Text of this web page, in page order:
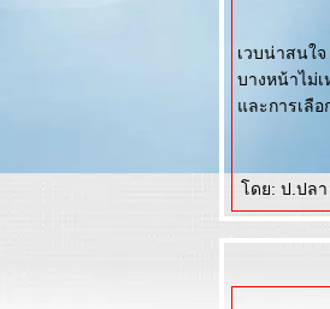
เวบน่าสนใ
บางหน้าไม่
ละการเลือ
ดย: ป.ปลา